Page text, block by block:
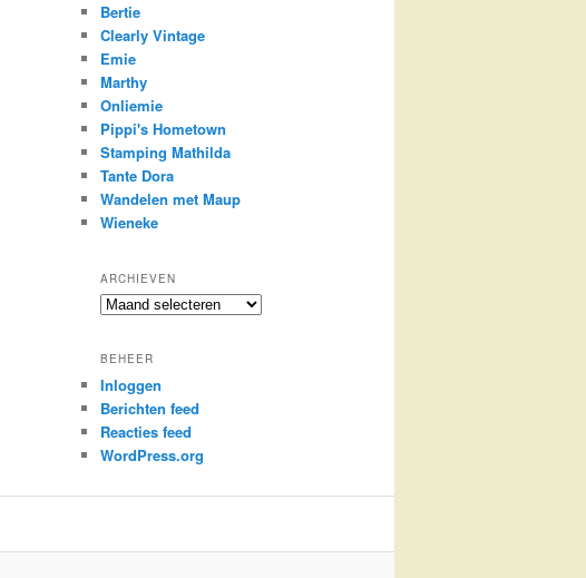
Bertie
Clearly Vintage
Emie
Marthy
Onliemie
Pippi's Hometown
Stamping Mathilda
Tante Dora
Wandelen met Maup
Wieneke
ARCHIEVEN
Archieven
BEHEER
Inloggen
Berichten feed
Reacties feed
WordPress.org